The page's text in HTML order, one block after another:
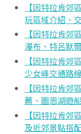
【因特拉肯
玩區域介紹、
【因特拉肯郊
瀑布、特呂默
【因特拉肯郊
少女峰交通路
【因特拉肯郊
薦、圖恩湖遊
【因特拉肯郊
及近郊景點搭